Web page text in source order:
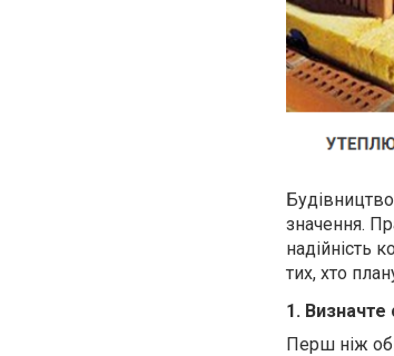
значення.
надійність
тих, хто
1.
Перш ніж